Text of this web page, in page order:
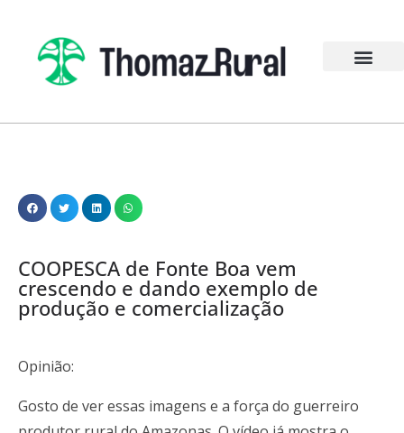
COOPESCA de Fonte Boa vem
crescendo e dando exemplo de
produção e comercialização
Opinião:
Gosto de ver essas imagens e a força do guerreiro